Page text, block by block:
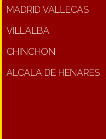
MADRID VALLECAS
VILLALBA
CHINCHON
ALCALA DE HENARES